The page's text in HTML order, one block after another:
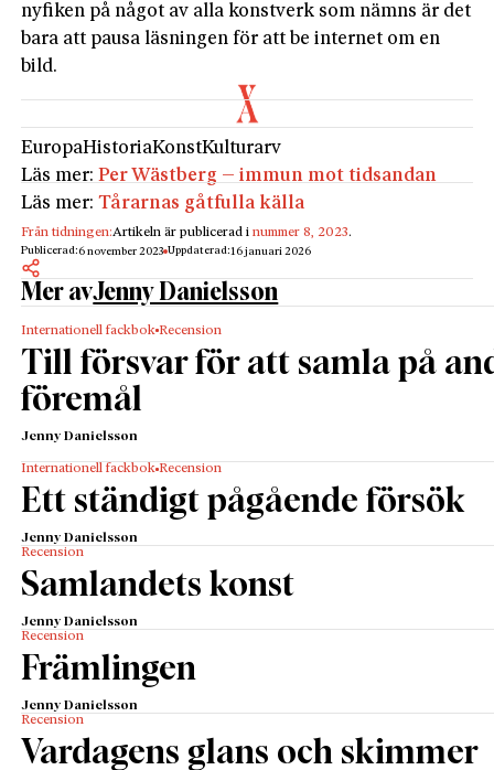
nyfiken på något av alla konstverk som nämns är det
bara att pausa läsningen för att be internet om en
bild.
EuropaHistoriaKonstKulturarv
Läs mer:Per Wästberg – immun mot tidsandan
Läs mer:Tårarnas gåtfulla källa
Från tidningen:Artikeln är publicerad inummer 8, 2023.
Publicerad:6 november 2023 Uppdaterad:16 januari 2026
Mer avJenny Danielsson
Internationell fackbok Recension
Till försvar för att samla på
föremål
Jenny Danielsson
Internationell fackbok Recension
Ett ständigt pågående försök
Jenny Danielsson
Recension
Samlandets konst
Jenny Danielsson
Recension
Främlingen
Jenny Danielsson
Recension
Vardagens glans och skimmer